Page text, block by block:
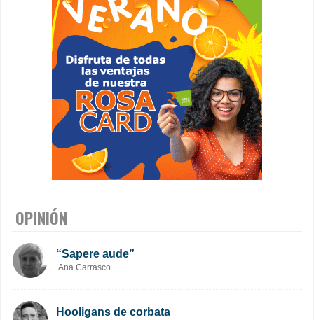
OPINIÓN
“Sapere aude”
Ana Carrasco
Hooligans de corbata